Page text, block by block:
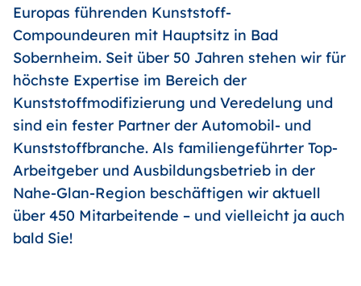
Europas führenden Kunststoff-
Compoundeuren mit Hauptsitz in Bad
Sobernheim. Seit über 50 Jahren stehen wir für
höchste Expertise im Bereich der
Kunststoffmodifizierung und Veredelung und
sind ein fester Partner der Automobil- und
Kunststoffbranche. Als familiengeführter Top-
Arbeitgeber und Ausbildungsbetrieb in der
Nahe-Glan-Region beschäftigen wir aktuell
über 450 Mitarbeitende – und vielleicht ja auch
bald Sie!